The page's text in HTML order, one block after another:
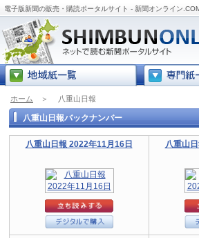
電子版新聞の販売・購読ポータルサイト - 新聞オンライン
ホーム ＞ 八重山日報
八重山日報バックナンバー
八重山日報 2022年11月16日 八重山